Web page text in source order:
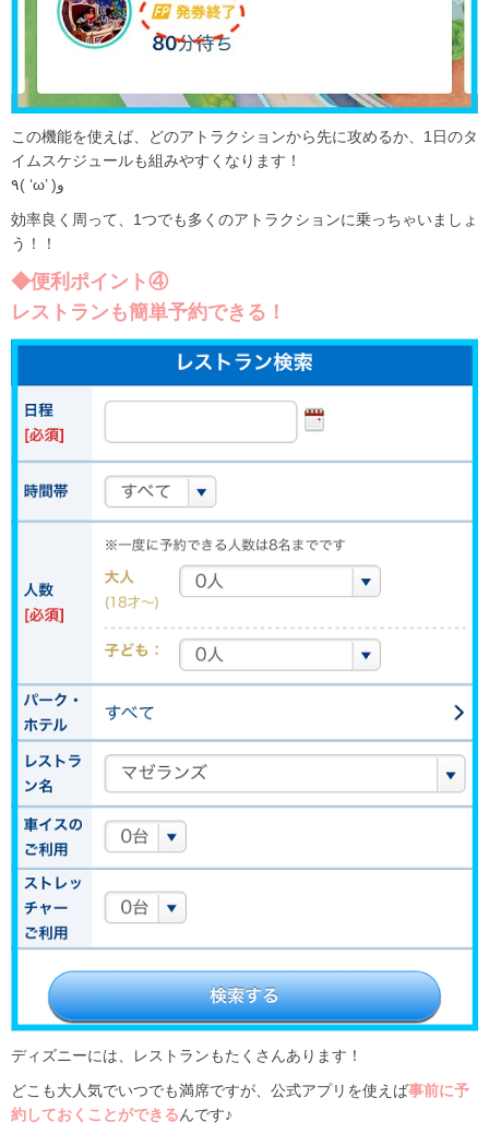
この機能を使えば、どのアトラクションから先に攻めるか、1日のタ
イムスケジュールも組みやすくなります！
٩( ‘ω’ )و
効率良く周って、1つでも多くのアトラクションに乗っちゃいましょ
う！！
◆便利ポイント④
レストランも簡単予約できる！
ディズニーには、レストランもたくさんあります！
どこも大人気でいつでも満席ですが、公式アプリを使えば事前に予
約しておくことができるんです♪